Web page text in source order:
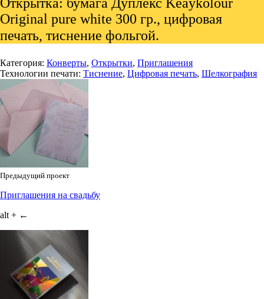
Original pure white 300 гр., цифровая
печать, тиснение фольгой.⠀
Категория: Конверты, Открытки, Приглашения
Технологии печати: Тиснение, Цифровая печать, Шелкография
Предыдущий проект
Приглашения на свадьбу
alt + ←